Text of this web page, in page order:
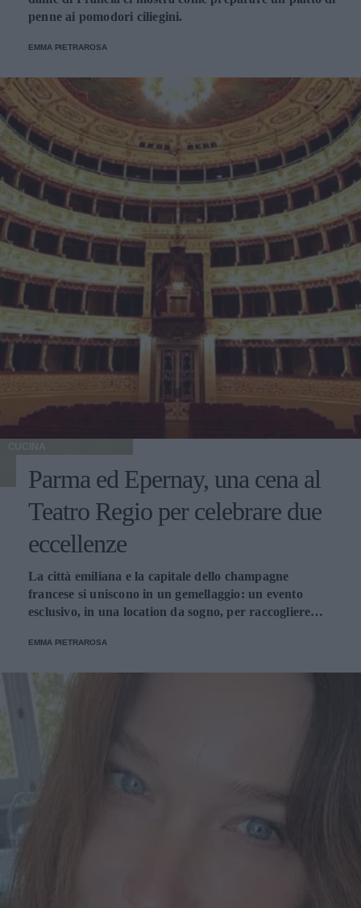
penne ai pomodori ciliegini.
EMMA PIETRAROSA
CUCINA
Parma ed Epernay, una cena al
Teatro Regio per celebrare due
eccellenze
La città emiliana e la capitale dello champagne
francese si uniscono in un gemellaggio: un evento
esclusivo, in una location da sogno, per raccogliere
EMMA PIETRAROSA